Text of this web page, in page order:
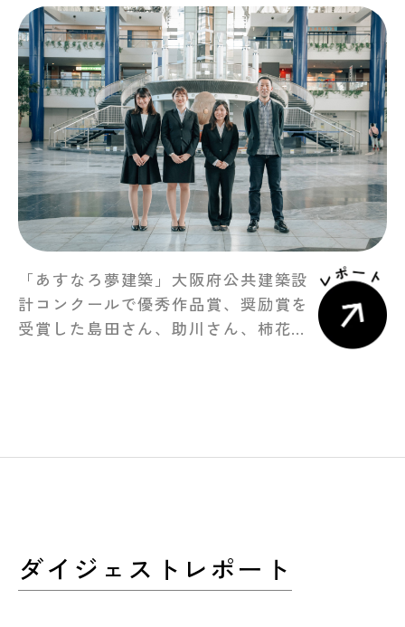
「あすなろ夢建築」大阪府公共建築設
計コンクールで優秀作品賞、奨励賞を
受賞した島田さん、助川さん、柿花さ
ダイジェストレポート